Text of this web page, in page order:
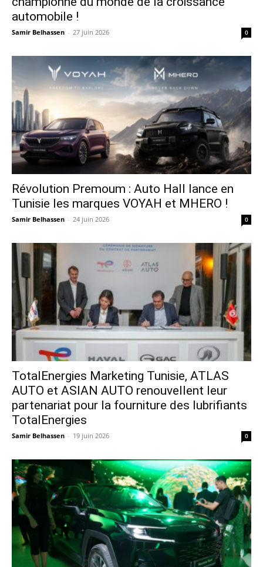
automobile !
Samir Belhassen - 27 juin 2026 0
Révolution Premoum : Auto Hall lance en
Tunisie les marques VOYAH et MHERO !
Samir Belhassen - 24 juin 2026 0
TotalEnergies Marketing Tunisie, ATLAS
AUTO et ASIAN AUTO renouvellent leur
partenariat pour la fourniture des lubrifiants
TotalEnergies
Samir Belhassen - 19 juin 2026 0